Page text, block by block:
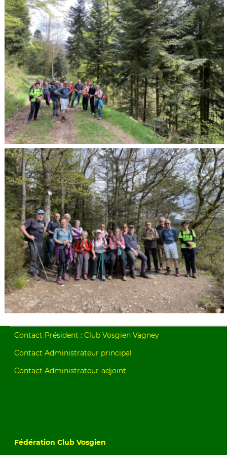
Contact Président : Club Vosgien Vagney
Contact Administrateur principal
Contact Administrateur-adjoint
Fédération Club Vosgien